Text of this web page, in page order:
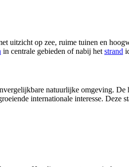
uitzicht op zee, ruime tuinen en
in centrale gebieden of nabij het strand
natuurlijke omgeving. De
internationale interesse. Deze